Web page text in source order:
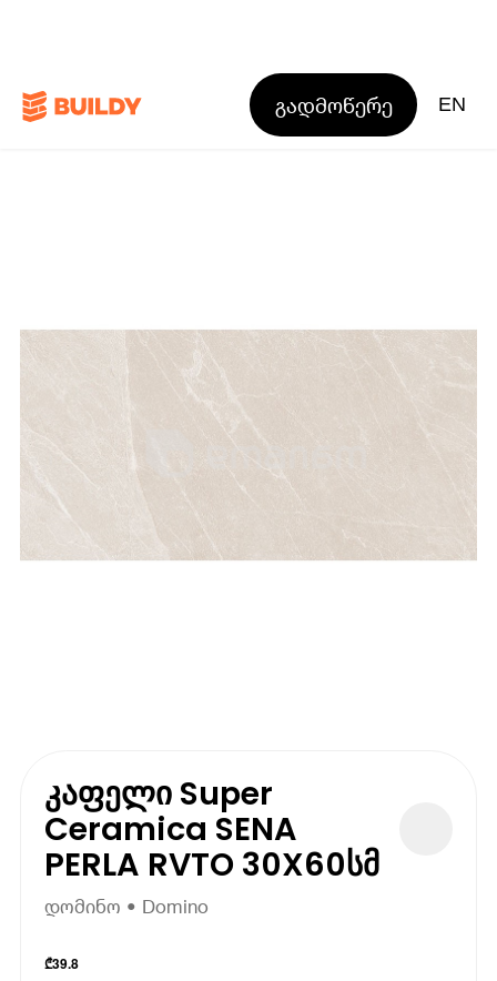
გადმოწერე EN
კაფელი Super
Ceramica SENA
PERLA RVTO 30X60სმ
დომინო • Domino
₾39.8